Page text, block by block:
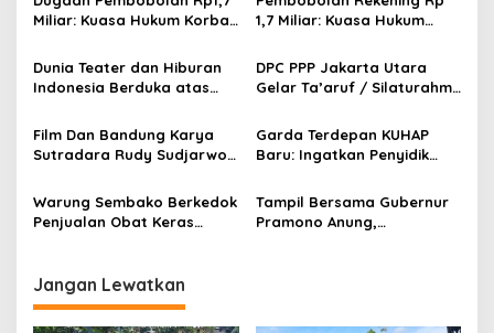
i
p
o
s
Miliar: Kuasa Hukum Korban
Keterlibatan Internal Bank
Aladin Syariah
1,7 Miliar: Kuasa Hukum
Pihak Internal Bank Aladin
Syariah
Dunia Teater dan Hiburan
Indonesia Berduka atas
Diding Boneng
DPC PPP Jakarta Utara
Gelar Ta’aruf / Silaturahmi
Pengurus Baru, Fokus
Konsolidasi Jelang
Musancab 13 September
Film Dan Bandung Karya
Sutradara Rudy Sudjarwo:
Secara Luas Mulai 20
Agustus 2026
Garda Terdepan KUHAP
Baru: Ingatkan Penyidik
Bersalah
Warung Sembako Berkedok
Penjualan Obat Keras
Tampil Bersama Gubernur
Pramono Anung,
Jangan Lewatkan